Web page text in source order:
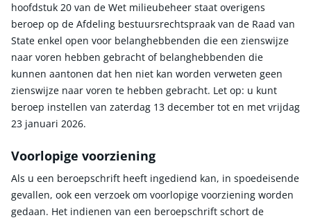
hoofdstuk 20 van de Wet milieubeheer staat overigens
beroep op de Afdeling bestuursrechtspraak van de Raad van
State enkel open voor belanghebbenden die een zienswijze
naar voren hebben gebracht of belanghebbenden die
kunnen aantonen dat hen niet kan worden verweten geen
zienswijze naar voren te hebben gebracht. Let op: u kunt
beroep instellen van zaterdag 13 december tot en met vrijdag
23 januari 2026.
Voorlopige voorziening
Als u een beroepschrift heeft ingediend kan, in spoedeisende
gevallen, ook een verzoek om voorlopige voorziening worden
gedaan. Het indienen van een beroepschrift schort de